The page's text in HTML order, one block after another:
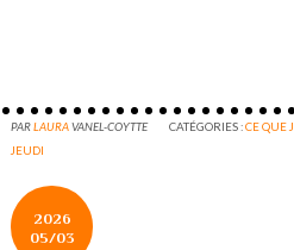
PARLAURAVANEL-COYTTE CATÉGORIES :CE QUE
JEUDI
2026
05/03